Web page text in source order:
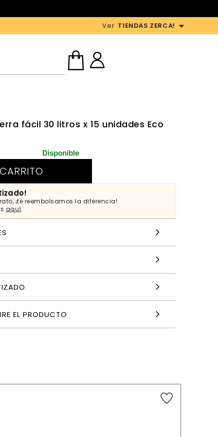
Ver TIENDAS ZERCA!
fácil 30 litros x 15 unidades Eco
Disponible
¡te reembolsamos la diferencia!
aquí.
EL PRODUCTO